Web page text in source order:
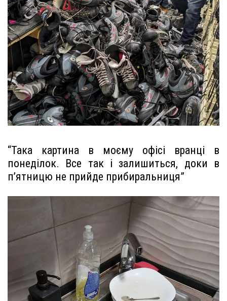
“Така картина в моєму офісі вранці в
понеділок. Все так і залишиться, доки в
п’ятницю не прийде прибиральниця”